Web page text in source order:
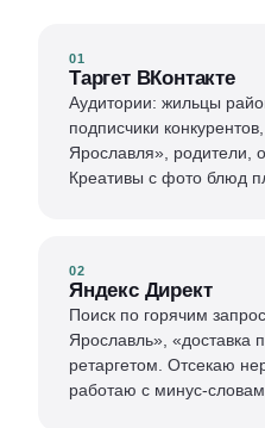
01
Таргет ВКонтакте
Аудитории: жильцы
подписчики
Ярославля», родители,
Креативы с фото блюд
02
Яндекс Директ
Поиск по горячим
Ярославль», «доставка
ретаргетом. Отсекаю
работаю с минус-